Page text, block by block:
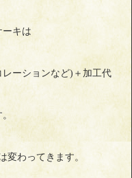
ーキは
ーションなど)＋加工代
変わってきます。